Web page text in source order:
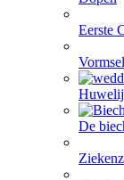
Eerste
Vormsel
De